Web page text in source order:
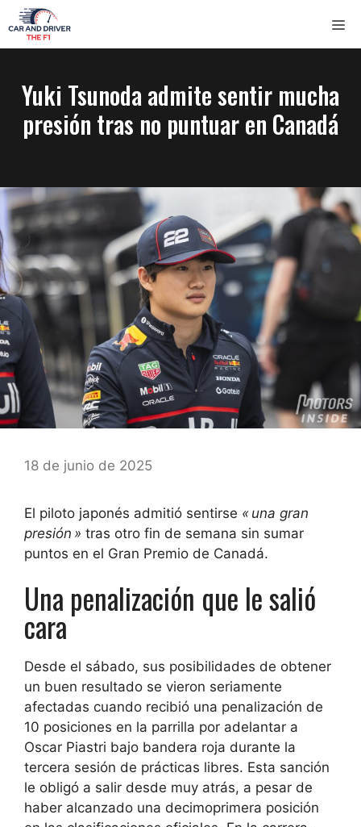
Saltar
al
contenido
Yuki Tsunoda admite sentir mucha
presión tras no puntuar en Canadá
18 de junio de 2025
El piloto japonés admitió sentirse « una gran
presión » tras otro fin de semana sin sumar
puntos en el Gran Premio de Canadá.
Una penalización que le salió
cara
Desde el sábado, sus posibilidades de obtener
un buen resultado se vieron seriamente
afectadas cuando recibió una penalización de
10 posiciones en la parrilla por adelantar a
Oscar Piastri bajo bandera roja durante la
tercera sesión de prácticas libres. Esta sanción
le obligó a salir desde muy atrás, a pesar de
haber alcanzado una decimoprimera posición